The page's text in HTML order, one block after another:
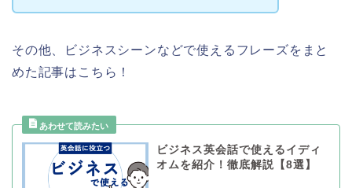
その他、ビジネスシーンなどで使えるフレーズをまと
めた記事はこちら！
ビジネス英会話で使えるイディ
オムを紹介！徹底解説【8選】